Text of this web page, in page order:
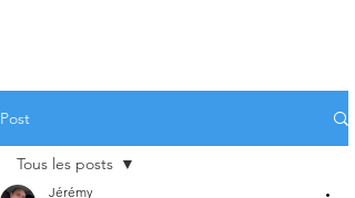
Post
Tous les posts
Jérémy